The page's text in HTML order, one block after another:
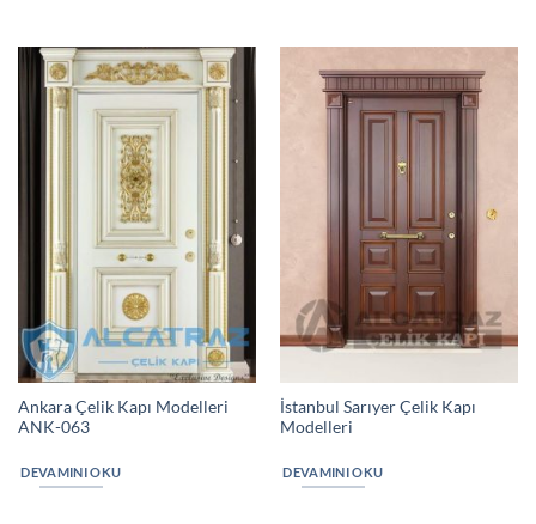
Ankara Çelik Kapı Modelleri
ANK-063
DEVAMINI OKU
İstanbul Sarıyer Çelik Kapı
Modelleri
DEVAMINI OKU